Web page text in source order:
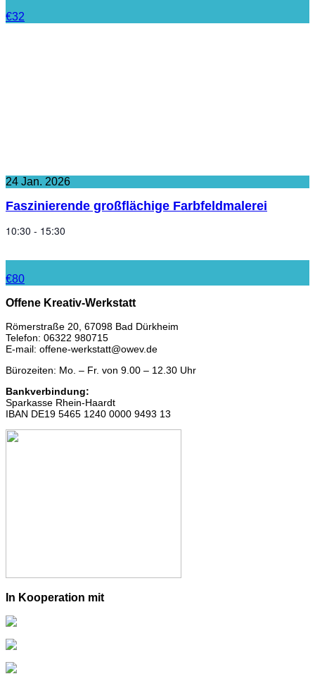
€32
24 Jan. 2026
Faszinierende großflächige Farbfeldmalerei
10:30 - 15:30
€80
Offene Kreativ-Werkstatt
Römerstraße 20, 67098 Bad Dürkheim
Telefon: 06322 980715
E-mail: offene-werkstatt@owev.de
Bürozeiten: Mo. – Fr. von 9.00 – 12.30 Uhr
Bankverbindung:
Sparkasse Rhein-Haardt
IBAN DE19 5465 1240 0000 9493 13
In Kooperation mit